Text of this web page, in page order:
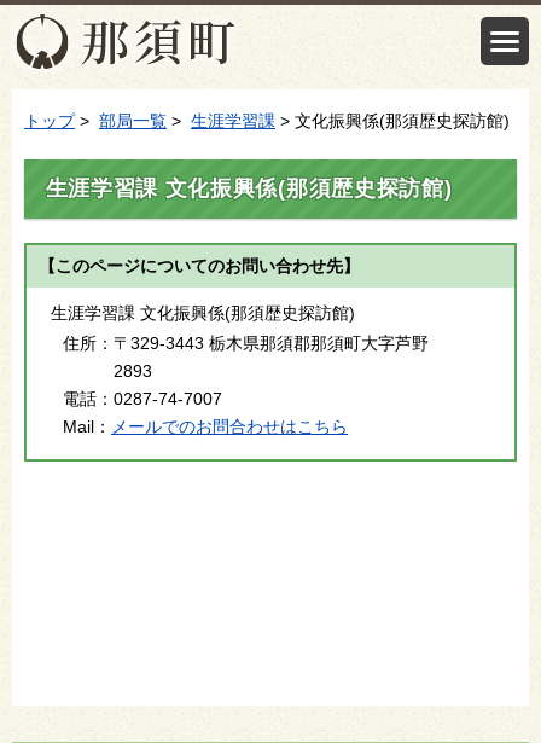
トップ> 部局一覧 > 生涯学習課 > 文化振興係(那須歴史探訪館)
生涯学習課 文化振興係(那須歴史探訪館)
【このページについてのお問い合わせ先】
生涯学習課 文化振興係(那須歴史探訪館)
住所： 〒329-3443 栃木県那須郡那須町大字芦野
2893
電話： 0287-74-7007
Mail： メールでのお問合わせはこちら